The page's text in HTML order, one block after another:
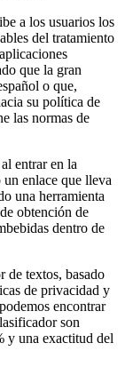
a los usuarios los
del tratamiento
que la gran
o que,
su política de
las normas de
entrar en la
enlace que lleva
una herramienta
obtención de
dentro de
de textos, basado
de privacidad y
encontrar
son
y una exactitud del